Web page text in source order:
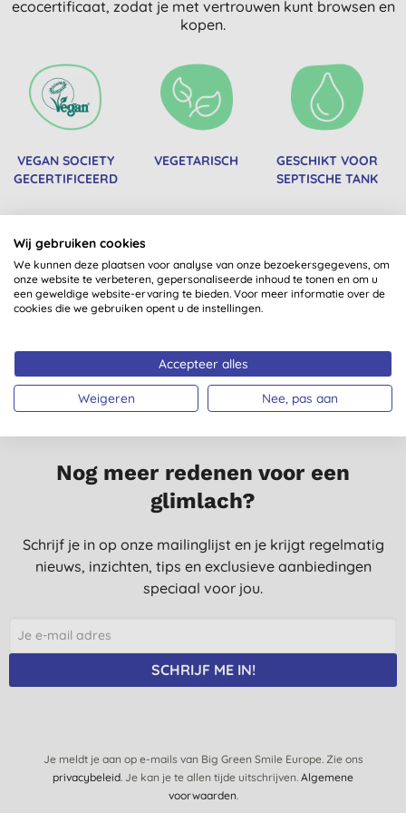
ecocertificaat, zodat je met vertrouwen kunt browsen en
kopen.
VEGAN SOCIETY
GECERTIFICEERD
VEGETARISCH
GESCHIKT VOOR
SEPTISCHE TANK
GECERTIFICEERDE
PRODUCTEN
HET VERENIGD
Nog meer redenen voor een
glimlach?
Schrijf je in op onze mailinglijst en je krijgt regelmatig
nieuws, inzichten, tips en exclusieve aanbiedingen
speciaal voor jou.
SCHRIJF ME IN!
Je meldt je aan op e-mails van Big Green Smile Europe. Zie ons
privacybeleid. Je kan je te allen tijde uitschrijven. Algemene
voorwaarden.
Wij gebruiken cookies
We kunnen deze plaatsen voor analyse van onze bezoekersgegevens, om
onze website te verbeteren, gepersonaliseerde inhoud te tonen en om u
een geweldige website-ervaring te bieden. Voor meer informatie over de
cookies die we gebruiken opent u de instellingen.
Accepteer alles
Weigeren Nee, pas aan